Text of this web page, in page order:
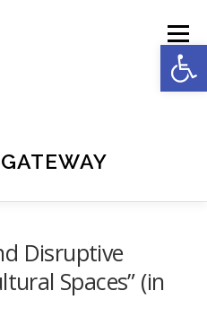
Menu
Disruptive
Spaces” (in